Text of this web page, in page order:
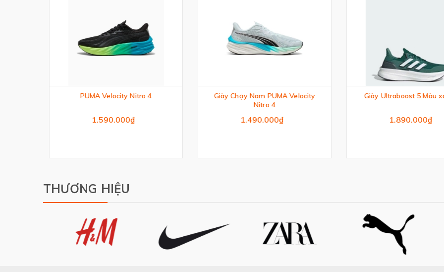
PUMA Velocity Nitro 4
1.590.000₫
Giày Chạy Nam PUMA Velocity
Nitro 4
1.490.000₫
Giày Ultraboost 5 Màu
1.890.000₫
THƯƠNG HIỆU